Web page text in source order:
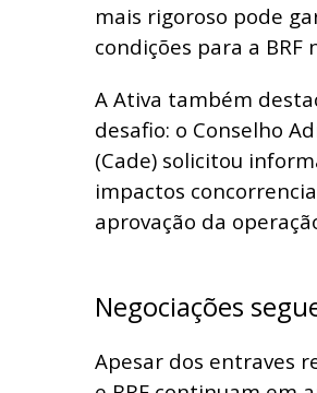
mais rigoroso pode
condições para a BRF
A Ativa também
desafio: o Conselho
(Cade) solicitou
impactos
aprovação da
Negociações
Apesar dos entraves